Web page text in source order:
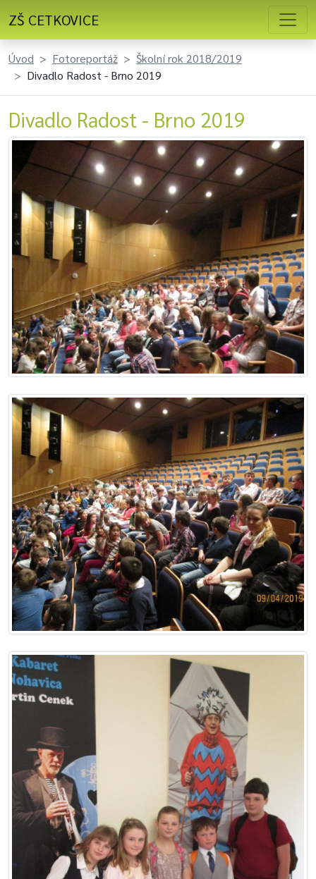
ZŠ CETKOVICE
Úvod Fotoreportáž
Školní rok 2018/2019
Divadlo Radost - Brno 2019
Divadlo Radost - Brno 2019